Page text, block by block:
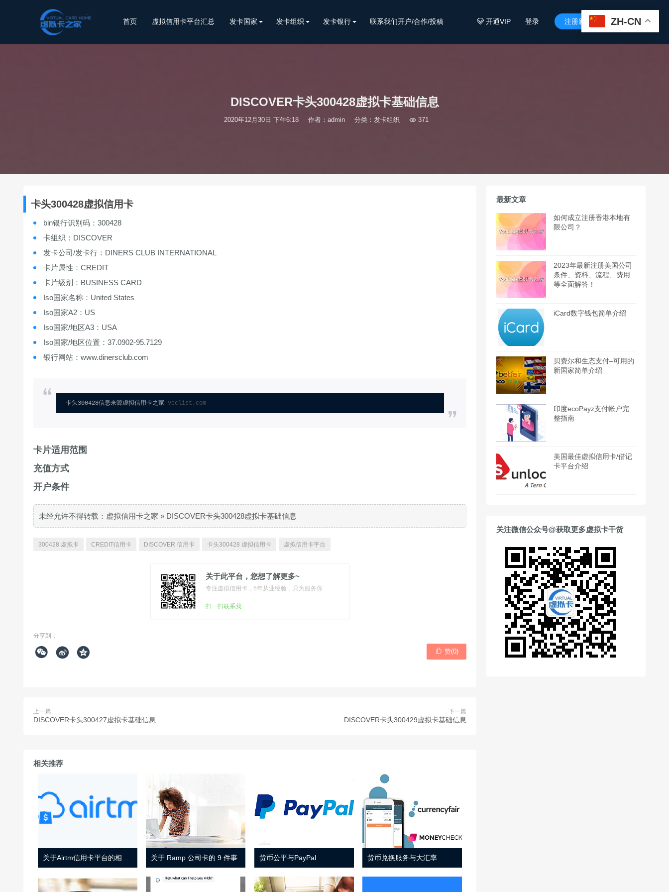
开通VIP 登录 注册新用户 
首页 虚拟信用卡平台汇总 发卡国家 发卡组织 发卡银行 联系我们开户/合作/投稿
DISCOVER卡头300428虚拟卡基础信息
2020年12月30日 下午6:18 作者：admin 分类： 发卡组织 371
卡头300428虚拟信用卡
bin银行识别码：300428
卡组织：DISCOVER
发卡公司/发卡行：DINERS CLUB INTERNATIONAL
卡片属性：CREDIT
卡片级别：BUSINESS CARD
Iso国家名称：United States
Iso国家A2：US
Iso国家/地区A3：USA
Iso国家/地区位置：37.0902-95.7129
银行网站：www.dinersclub.com
卡头300428信息来源虚拟信用卡之家 vcclist.com
卡片适用范围
充值方式
开户条件
未经允许不得转载： 虚拟信用卡之家 » DISCOVER卡头300428虚拟卡基础信息
300428 虚拟卡 CREDIT信用卡 DISCOVER 信用卡 卡头300428 虚拟信用卡 虚拟信用卡平台
关于此平台，您想了解更多~
专注虚拟信用卡，5年从业经验，只为服务你
扫一扫联系我
分享到：
    赞(0)
上一篇
DISCOVER卡头300427虚拟卡基础信息
下一篇
DISCOVER卡头300429虚拟卡基础信息
相关推荐
关于 Ramp 公司卡的 9 件事 货币公平与PayPal 货币兑换服务与大汇率
最新文章
如何成立注册香港本地有
限公司？
2023年最新注册美国公司
条件、资料、流程、费用
等全面解答！
iCard数字钱包简单介绍
贝费尔和生态支付–可用的
新国家简单介绍
印度ecoPayz支付帐户完
整指南
美国最佳虚拟信用卡/借记
卡平台介绍
关注微信公众号@获取更多虚拟卡干货
ZH-CN